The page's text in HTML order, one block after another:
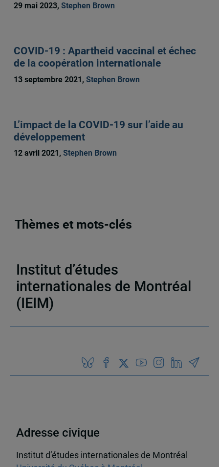
29 mai 2023, Stephen Brown
COVID-19 : Apartheid vaccinal et échec
de la coopération internationale
13 septembre 2021, Stephen Brown
L’impact de la COVID-19 sur l’aide au
développement
12 avril 2021, Stephen Brown
Thèmes et mots-clés
Institut d’études
internationales de Montréal
(IEIM)
Adresse civique
Institut d’études internationales de Montréal